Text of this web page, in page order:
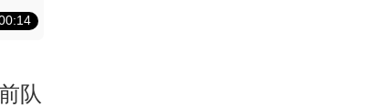
队